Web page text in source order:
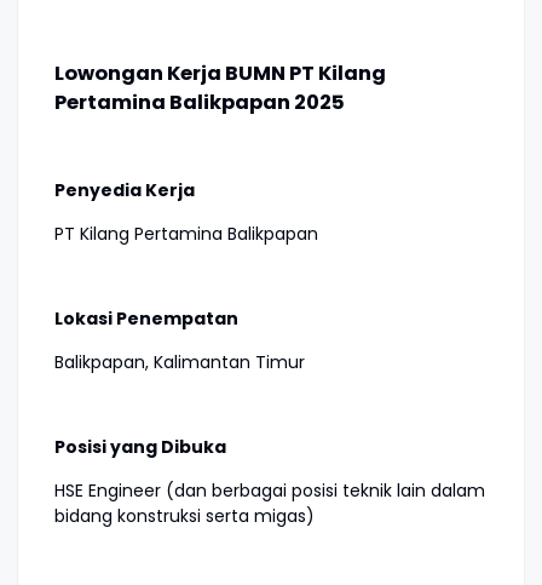
Lowongan Kerja BUMN PT Kilang
Pertamina Balikpapan 2025
Penyedia Kerja
PT Kilang Pertamina Balikpapan
Lokasi Penempatan
Balikpapan, Kalimantan Timur
Posisi yang Dibuka
HSE Engineer (dan berbagai posisi teknik lain dalam
bidang konstruksi serta migas)